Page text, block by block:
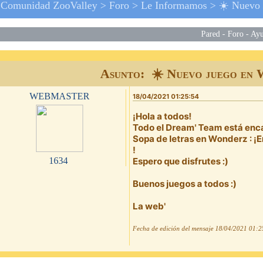
Comunidad ZooValley > Foro > Le Informamos > ☀️ Nuevo
Pared - Foro-
Asunto: ☀️ Nuevo juego en
webmaster
1634
18/04/2021 01:25:54
¡Hola a todos!
Todo el Dream' Team está
Sopa de letras en Wonderz :
!
Espero que disfrutes :)
Buenos juegos a todos :)
La web'
Fecha de edición del mensaje 18/04/2021